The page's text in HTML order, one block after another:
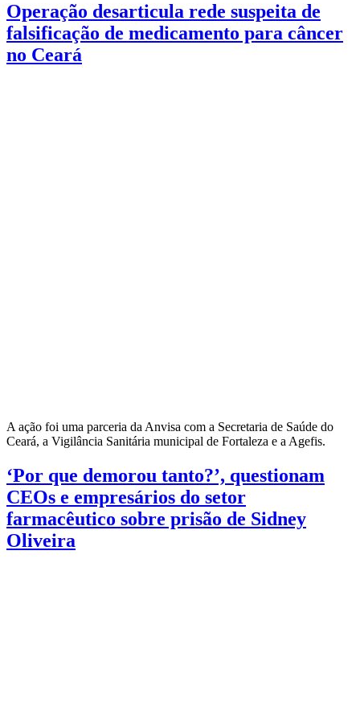
Operação desarticula rede suspeita de
falsificação de medicamento para câncer
no Ceará
A ação foi uma parceria da Anvisa com a Secretaria de Saúde do
Ceará, a Vigilância Sanitária municipal de Fortaleza e a Agefis.
‘Por que demorou tanto?’, questionam
CEOs e empresários do setor
farmacêutico sobre prisão de Sidney
Oliveira